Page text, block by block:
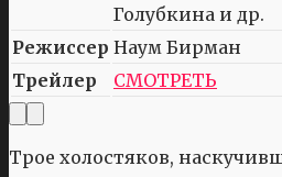
Голубкина и др.
Режиссер Наум Бирман
Трейлер
СМОТРЕТЬ
Трое холостяков,